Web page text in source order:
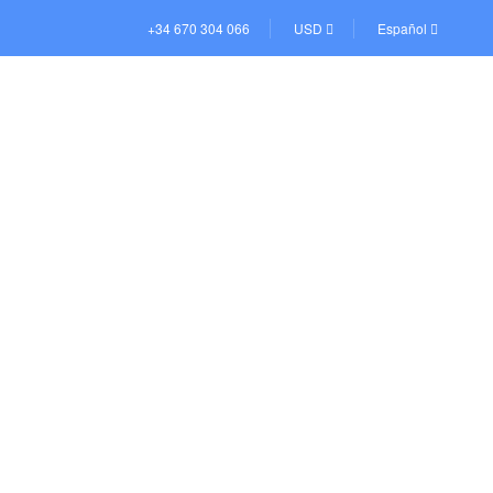
+34 670 304 066 USD Español